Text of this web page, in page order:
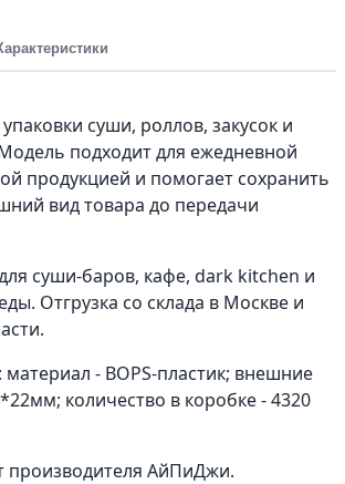
суши, роллов, закусок и
подходит для ежедневной
продукцией и помогает сохранить
вид товара до передачи
суши-баров, кафе, dark kitchen и
Отгрузка со склада в Москве и
материал - BOPS-пластик; внешние
количество в коробке - 4320
производителя АйПиДжи.